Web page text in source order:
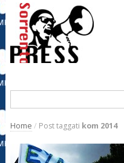
Home / Post taggati kom 2014